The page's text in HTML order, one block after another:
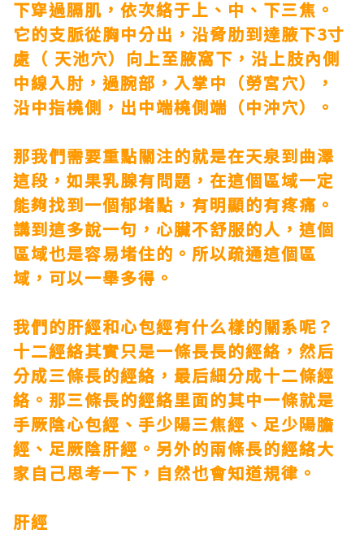
下穿過膈肌，依次絡于上、中、下三焦。
它的支脈從胸中分出，沿脅肋到達腋下3寸
處（ 天池穴）向上至腋窩下，沿上肢內側
中線入肘，過腕部，入掌中（勞宮穴），
沿中指橈側，出中端橈側端（中沖穴）。
那我們需要重點關注的就是在天泉到曲澤
這段，如果乳腺有問題，在這個區域一定
能夠找到一個郁堵點，有明顯的有疼痛。
講到這多說一句，心臟不舒服的人，這個
區域也是容易堵住的。所以疏通這個區
域，可以一舉多得。
我們的肝經和心包經有什么樣的關系呢？
十二經絡其實只是一條長長的經絡，然后
分成三條長的經絡，最后細分成十二條經
絡。那三條長的經絡里面的其中一條就是
手厥陰心包經、手少陽三焦經、足少陽膽
經、足厥陰肝經。另外的兩條長的經絡大
家自己思考一下，自然也會知道規律。
肝經